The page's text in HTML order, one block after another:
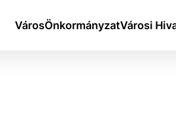
VárosÖnkormányzatVárosi